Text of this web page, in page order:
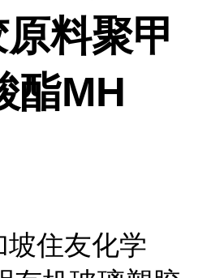
料聚甲
酯MH
坡住友化学